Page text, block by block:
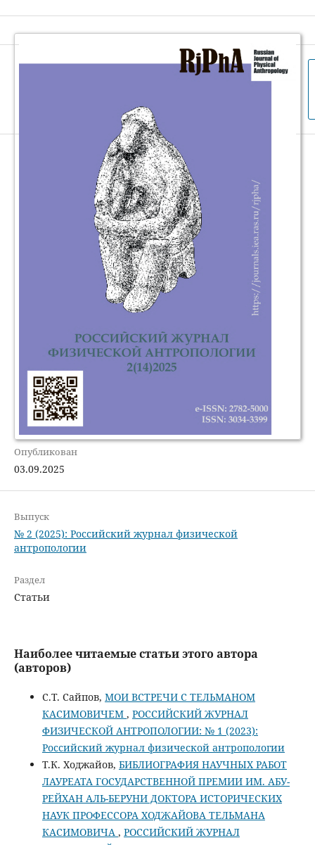
Опубликован
03.09.2025
Выпуск
№ 2 (2025): Российский журнал физической
антропологии
Раздел
Статьи
Наиболее читаемые статьи этого автора
(авторов)
С.Т. Сайпов, МОИ ВСТРЕЧИ С ТЕЛЬМАНОМ
КАСИМОВИЧЕМ , РОССИЙСКИЙ ЖУРНАЛ
ФИЗИЧЕСКОЙ АНТРОПОЛОГИИ: № 1 (2023):
Российский журнал физической антропологии
Т.К. Ходжайов, БИБЛИОГРАФИЯ НАУЧНЫХ РАБОТ
ЛАУРЕАТА ГОСУДАРСТВЕННОЙ ПРЕМИИ ИМ. АБУ-
РЕЙХАН АЛЬ-БЕРУНИ ДОКТОРА ИСТОРИЧЕСКИХ
НАУК ПРОФЕССОРА ХОДЖАЙОВА ТЕЛЬМАНА
КАСИМОВИЧА , РОССИЙСКИЙ ЖУРНАЛ